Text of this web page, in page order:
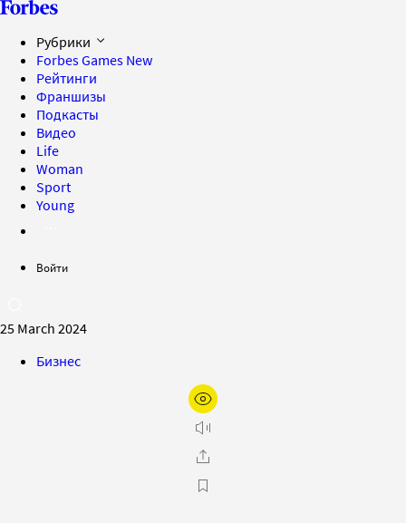
Рубрики
Forbes Games New
Рейтинги
Франшизы
Подкасты
Видео
Life
Woman
Sport
Young
Войти
25 March 2024
Бизнес